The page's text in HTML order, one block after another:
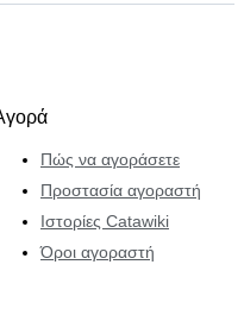
Πώς να αγοράσετε
Προστασία αγοραστή
Ιστορίες Catawiki
Όροι αγοραστή